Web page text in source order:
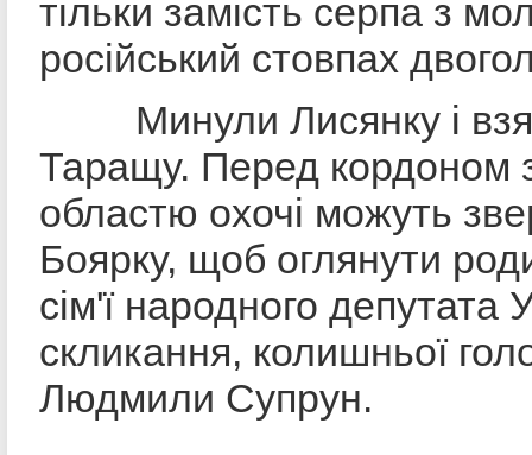
тільки замість серпа з
російський стовпах
Минули Лисянку і
Таращу. Перед кордоном
областю охочі можуть
Боярку, щоб оглянути
сім'ї народного депутата
скликання, колишньої
Людмили Супрун.